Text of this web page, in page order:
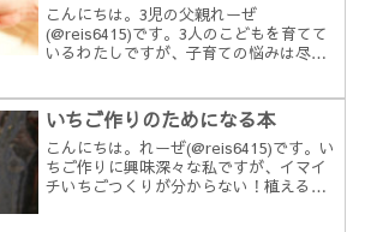
こんにちは。3児の父親れーぜ
(@reis6415)です。3人のこどもを育てて
いるわたしですが、子育ての悩みは尽き
ないといけない」などの言い合いで妻と
もぶつかることもしば...
いちご作りのためになる本
こんにちは。れーぜ(@reis6415)です。い
ちご作りに興味深々な私ですが、イマイ
チいちごつくりが分からない！植えるだ